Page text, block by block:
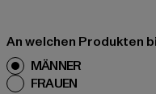
An welchen Produkten
MÄNNER
FRAUEN